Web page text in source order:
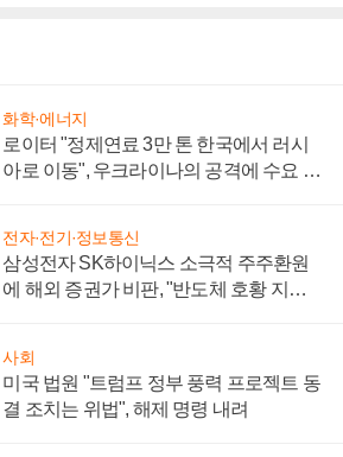
화학·에너지
로이터 "정제연료 3만 톤 한국에서 러시
아로 이동", 우크라이나의 공격에 수요 늘
전자·전기·정보통신
삼성전자 SK하이닉스 소극적 주주환원
에 해외 증권가 비판, "반도체 호황 지속
사회
미국 법원 "트럼프 정부 풍력 프로젝트 동
결 조치는 위법", 해제 명령 내려